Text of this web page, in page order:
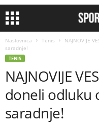
Naslovnica Tenis
NAJNOVIJE
saradnje!
TENIS
NAJNOVIJE
doneli odluku
saradnje!